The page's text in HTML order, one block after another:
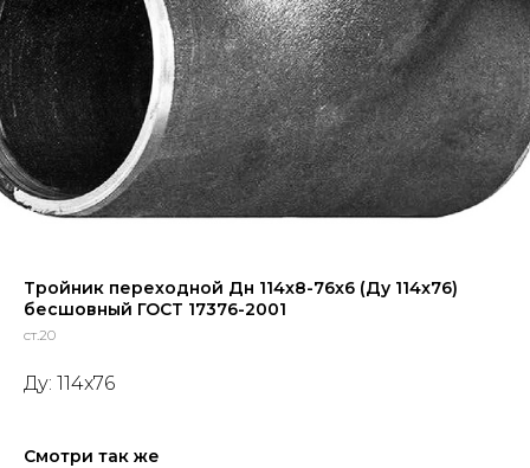
Тройник переходной Дн 114x8-76x6 (Ду 114x76)
бесшовный ГОСТ 17376-2001
ст.20
Ду: 114x76
Смотри так же